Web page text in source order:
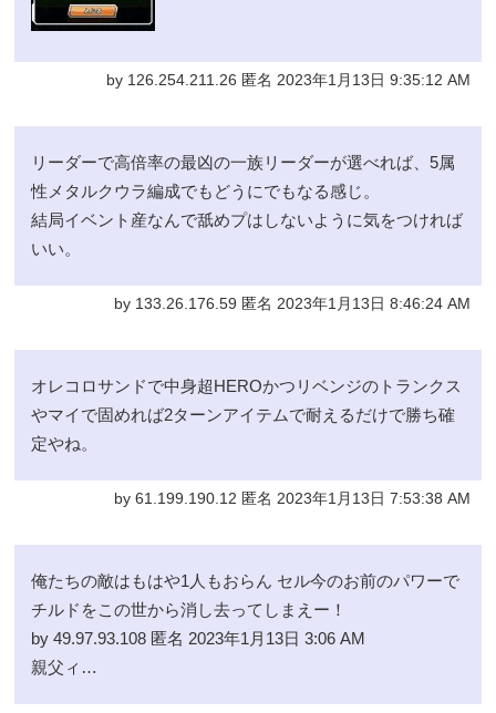
by 126.254.211.26 匿名 2023年1月13日 9:35:12 AM
リーダーで高倍率の最凶の一族リーダーが選べれば、5属
性メタルクウラ編成でもどうにでもなる感じ。
結局イベント産なんで舐めプはしないように気をつければ
いい。
by 133.26.176.59 匿名 2023年1月13日 8:46:24 AM
オレコロサンドで中身超HEROかつリベンジのトランクス
やマイで固めれば2ターンアイテムで耐えるだけで勝ち確
定やね。
by 61.199.190.12 匿名 2023年1月13日 7:53:38 AM
俺たちの敵はもはや1人もおらん セル今のお前のパワーで
チルドをこの世から消し去ってしまえー！
by 49.97.93.108 匿名 2023年1月13日 3:06 AM
親父ィ…